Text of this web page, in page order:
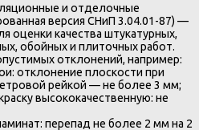
и отделочные
версия СНиП 3.04.01-87) —
оценки качества штукатурных,
обойных и плиточных работ.
отклонений, например:
отклонение плоскости при
рейкой — не более 3 мм;
высококачественную: не
перепад не более 2 мм на 2